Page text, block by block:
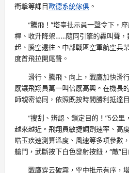
衝擊等課目歐德系統傢俱 。
“騰飛！”塔臺批示員一聲令下，
桿、收升降架……隨同引擎的轟叫聲
起、騰空遠往。中部戰區空軍航空兵
度首飛拉開尾聲。
滑行、騰飛、向上，戰鷹加快滑
感讓飛翔員萬一叫倍感高興。在機長
師親密協同，依照既按時間勝利抵達
“搜刮、辨認、鎖定目的！”5公
越來越近。飛翔員敏捷調劑速率、高
皓玉疾速測算溫度、風速等多項參數
艙門，武斷按下白色發射按鈕，“敵”
戰鷹穿云破霧，空中批示有序，